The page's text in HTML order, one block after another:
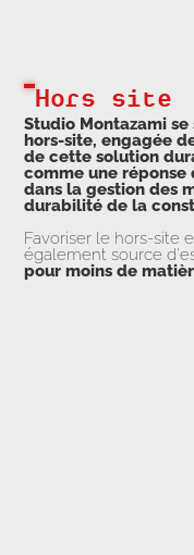
Hors site
Studio Montazami
hors-site, engagée
de cette solution
comme une
dans la gestion des
durabilité de la
Favoriser le hors-site
également source
pour moins de